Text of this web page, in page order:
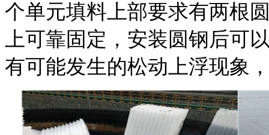
个单元填料上部要求有两根
上可靠固定，安装圆钢后可
有可能发生的松动上浮现象